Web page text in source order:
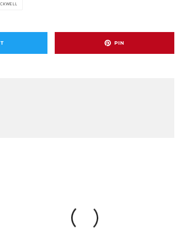
PIN